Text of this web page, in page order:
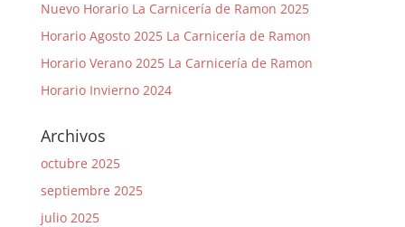
Nuevo Horario La Carnicería de Ramon 2025
Horario Agosto 2025 La Carnicería de Ramon
Horario Verano 2025 La Carnicería de Ramon
Horario Invierno 2024
Archivos
octubre 2025
septiembre 2025
julio 2025